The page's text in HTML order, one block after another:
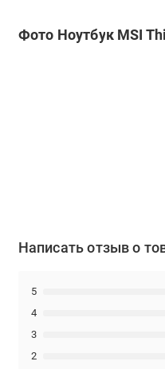
Фото Ноутбук MSI
Написать отзыв о
2
3
4
5